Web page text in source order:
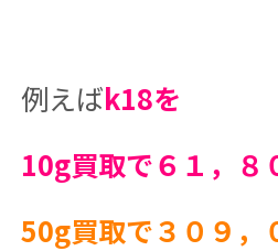
例えばk18を
10g買取で６１，８
50g買取で３０９，